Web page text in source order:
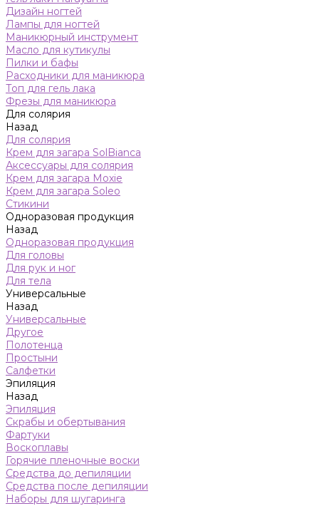
Дизайн ногтей
Лампы для ногтей
Маникюрный инструмент
Масло для кутикулы
Пилки и бафы
Расходники для маникюра
Топ для гель лака
Фрезы для маникюра
Для солярия
Назад
Для солярия
Крем для загара SolBianca
Аксессуары для солярия
Крем для загара Moxie
Крем для загара Soleo
Стикини
Одноразовая продукция
Назад
Одноразовая продукция
Для головы
Для рук и ног
Для тела
Универсальные
Назад
Универсальные
Другое
Полотенца
Простыни
Салфетки
Эпиляция
Назад
Эпиляция
Скрабы и обертывания
Фартуки
Воскоплавы
Горячие пленочные воски
Средства до депиляции
Средства после депиляции
Наборы для шугаринга